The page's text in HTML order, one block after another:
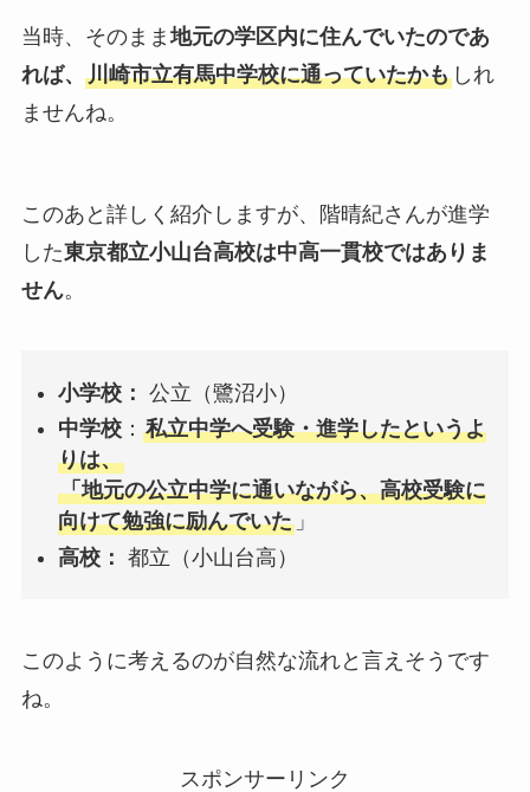
当時、そのまま地元の学区内に住んでいたのであ
れば、 川崎市立有馬中学校に通っていたかもしれ
ませんね。
このあと詳しく紹介しますが、階晴紀さんが進学
した東京都立小山台高校は中高一貫校ではありま
せん。
小学校： 公立（鷺沼小）
中学校 ：私立中学へ受験・進学したというよ
りは、
「地元の公立中学に通いながら、高校受験に
向けて勉強に励んでいた 」
高校： 都立（小山台高）
このように考えるのが自然な流れと言えそうです
ね。
スポンサーリンク